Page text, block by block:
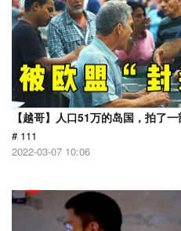
【越哥】人口51万的岛国，拍了
# 111
2022-03-07 10:06